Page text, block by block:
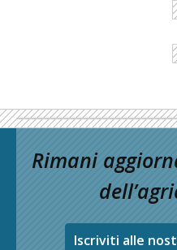
Rimani
Iscriviti alle